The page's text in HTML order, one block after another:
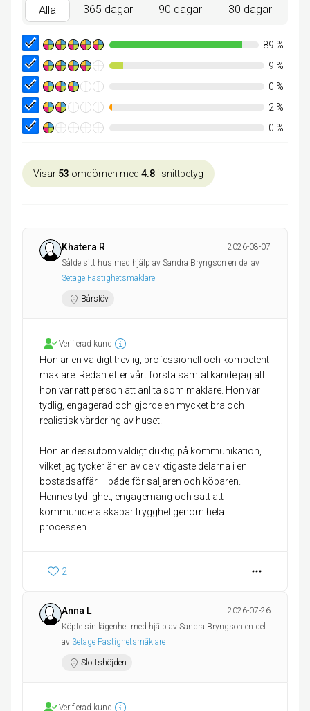
Alla 365 dagar 90 dagar 30 dagar
89 %
9 %
0 %
2%
0 %
Visar 53 omdömen med 4.8 i snittbetyg
Khatera R
2026-08-07
Sålde sitt hus med hjälp av Sandra Bryngson en del av
3etage Fastighetsmäklare
Bårslöv
Verifierad kund
Hon är en väldigt trevlig, professionell och kompetent
mäklare. Redan efter vårt första samtal kände jag att
hon var rätt person att anlita som mäklare. Hon var
tydlig, engagerad och gjorde en mycket bra och
realistisk värdering av huset.
Hon är dessutom väldigt duktig på kommunikation,
vilket jag tycker är en av de viktigaste delarna i en
bostadsaffär – både för säljaren och köparen.
Hennes tydlighet, engagemang och sätt att
kommunicera skapar trygghet genom hela
processen.
2
Anna L
2026-07-26
Köpte sin lägenhet med hjälp av Sandra Bryngson en del
av 3etage Fastighetsmäklare
Slottshöjden
Verifierad kund